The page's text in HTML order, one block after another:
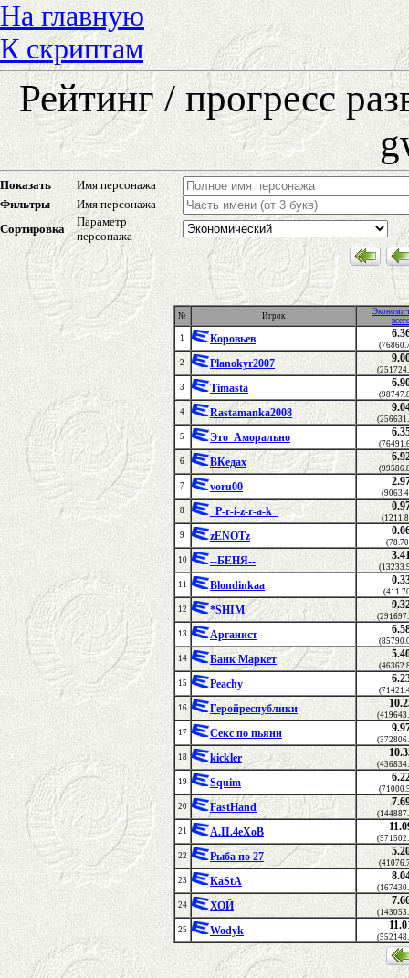
На главную
К скриптам
Рейтинг / прогресс
Показать
Имя персонажа
Фильтры
Имя персонажа
Сортировка
Параметр
персонажа
№ Игрок
1
Коровьев
2
Planokyr2007
3
Timasta
4
Rastamanka2008
5
Это_Аморально
6
ВКедах
7
voru00
8
_P-r-i-z-r-a-k_
9
zENOTz
10
--БЕНЯ--
11
Blondinkaa
12
*SHIM
13
Арганист
14
Банк Маркет
15
Peachy
16
Геройреспублики
17
Секс по пьяни
18
kickler
19
Squim
20
FastHand
21
A.II.4eXoB
22
Рыба по 27
23
KaStA
24
ХОЙ
25
Wodyk